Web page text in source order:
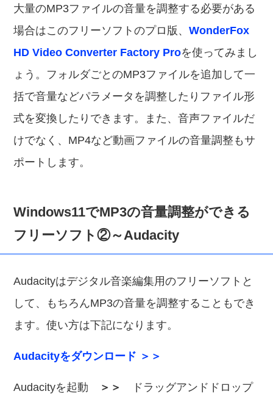
大量のMP3ファイルの音量を調整する必要がある
場合はこのフリーソフトのプロ版、WonderFox
HD Video Converter Factory Proを使ってみまし
ょう。フォルダごとのMP3ファイルを追加して一
括で音量などパラメータを調整したりファイル形
式を変換したりできます。また、音声ファイルだ
けでなく、MP4など動画ファイルの音量調整もサ
ポートします。
Windows11でMP3の音量調整ができる
フリーソフト②～Audacity
Audacityはデジタル音楽編集用のフリーソフトと
して、もちろんMP3の音量を調整することもでき
ます。使い方は下記になります。
Audacityをダウンロード ＞＞
Audacityを起動 ＞＞
ドラッグアンドドロップ